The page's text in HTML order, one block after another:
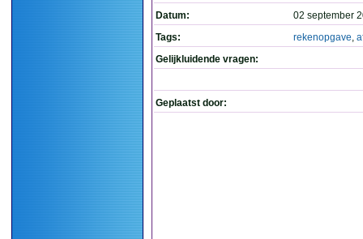
Datum:
02 september
Tags:
rekenopgave,
Gelijkluidende vragen:
Geplaatst door: